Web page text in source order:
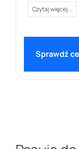
Czytaj więcej...